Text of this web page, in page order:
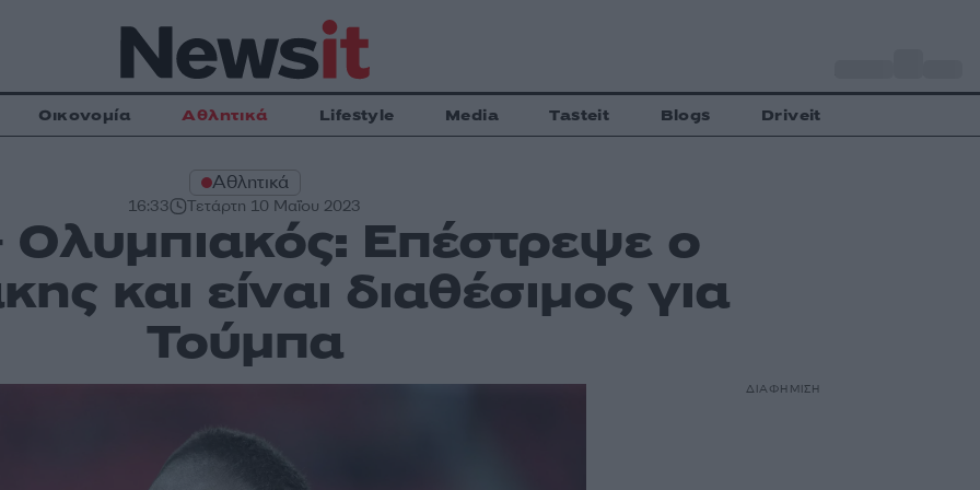
Οικονομία Αθλητικά Lifestyle Media Tasteit Blogs Driveit
Αθλητικά
16:33 Τετάρτη 10 Μαΐου 2023
Επέστρεψε ο
και είναι διαθέσιμος για
Τούμπα
ΔΙΑΦΗΜΙΣΗ